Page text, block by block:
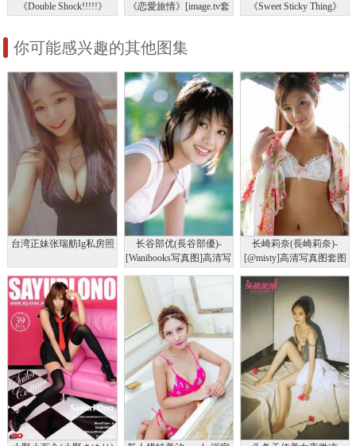
《Double Shock!!!!!》
《恋愛旅情》[image.tv套
《Sweet Sticky Thing》
你可能感兴趣的其他图集
台湾正妹张瑞舫Ig私房照
长谷部优(長谷部優)-
[Wanibooks写真图]高清写
长崎莉奈(長崎莉奈)-
[@misty]高清写真图套图